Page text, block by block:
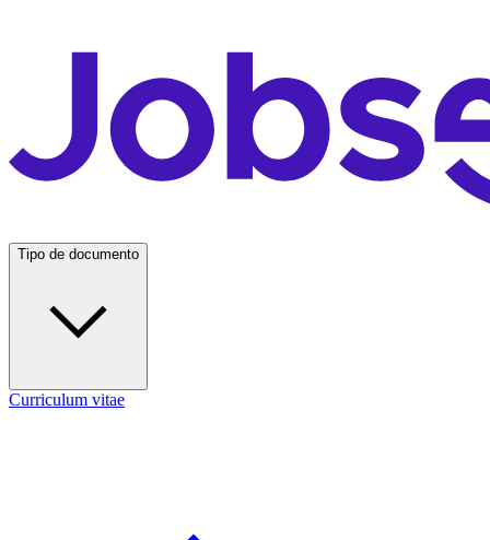
Tipo de documento
Curriculum vitae